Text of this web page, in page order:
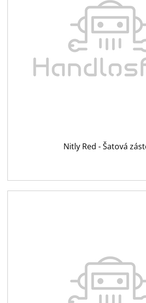
Nitly Red - Šatová